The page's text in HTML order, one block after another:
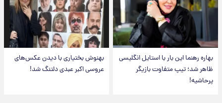
بهاره رهنما این بار با استایل انگلیسی
ظاهر شد؛ تیپ متفاوت بازیگر
پرحاشیه!
بهنوش بختیاری با دیدن عکس‌های
عروسی اکبر عبدی دلتنگ شد!